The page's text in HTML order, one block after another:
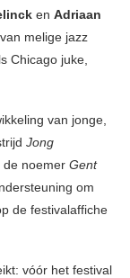
en Adriaan
melige jazz
Chicago juke,
van jonge,
Jong
noemer Gent
om
de festivalaffiche
vóór het festival